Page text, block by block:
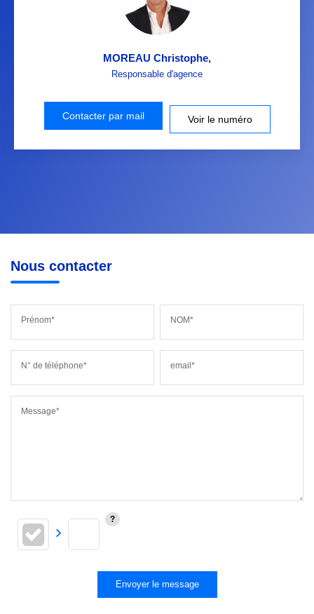
MOREAU Christophe,
Responsable d'agence
Contacter par mail Voir le numéro
Nous contacter
Prénom* NOM*
N° de téléphone* email*
Message*
Envoyer le message